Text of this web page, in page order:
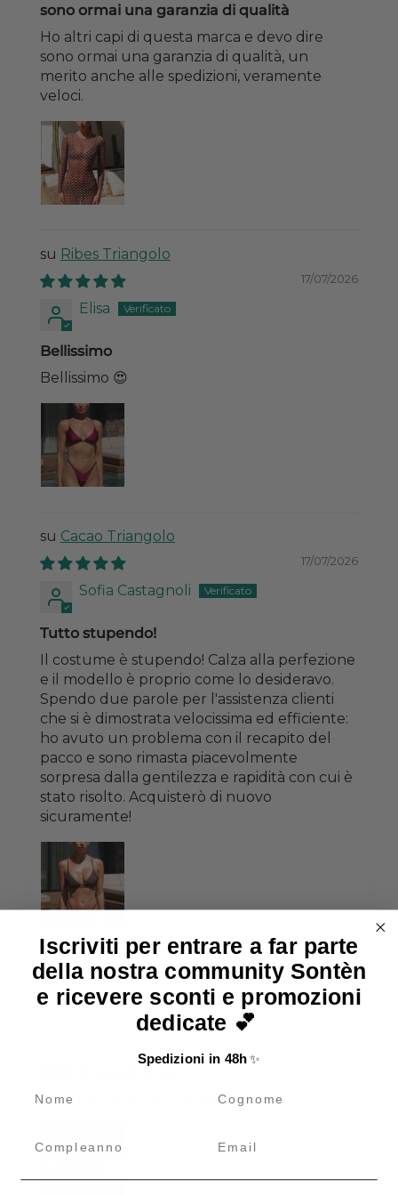
sono ormai una garanzia di qualità
Ho altri capi di questa marca e devo dire
sono ormai una garanzia di qualità, un
merito anche alle spedizioni, veramente
veloci.
Ribes Triangolo
17/07/2026
Elisa
Bellissimo
Bellissimo 😍
Cacao Triangolo
17/07/2026
Sofia Castagnoli
Tutto stupendo!
Il costume è stupendo! Calza alla perfezione
e il modello è proprio come lo desideravo.
Spendo due parole per l'assistenza clienti
che si è dimostrata velocissima ed efficiente:
ho avuto un problema con il recapito del
pacco e sono rimasta piacevolmente
sorpresa dalla gentilezza e rapidità con cui è
stato risolto. Acquisterò di nuovo
sicuramente!
Dana Triangolo
16/07/2026
Anonimo
Oltre le aspettative
Bellissimo oltre le mie aspettative
Iscriviti per entrare a far parte
della nostra community Sontèn
e ricevere sconti e promozioni
dedicate 💕
Spedizioni in 48h✨